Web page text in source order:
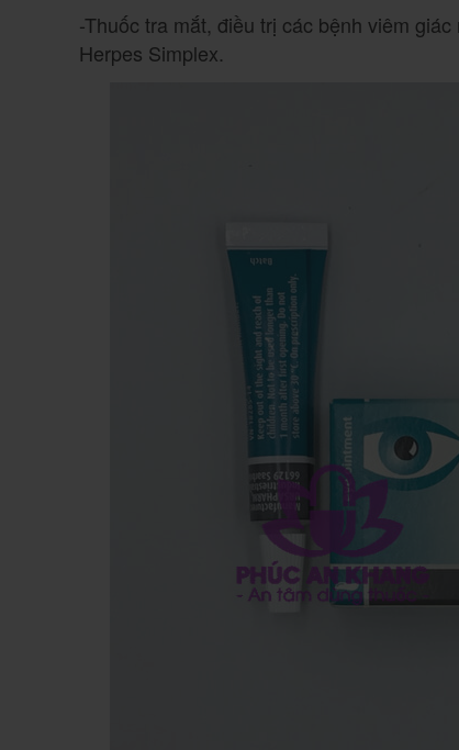
-Thuốc tra mắt, điều trị các bệnh viêm
Herpes Simplex.